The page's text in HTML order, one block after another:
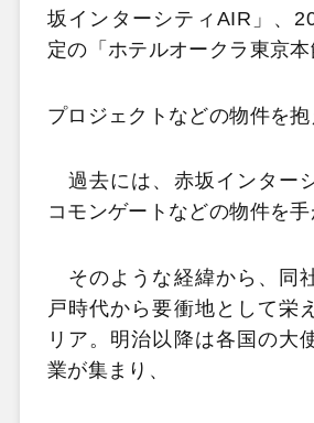
坂インターシティAIR」、
定の「ホテルオークラ東京本
プロジェクトなどの物件を抱
過去には、赤坂インター
コモンゲートなどの物件を手
そのような経緯から、同
戸時代から要衝地として栄
リア。明治以降は各国の大
業が集まり、